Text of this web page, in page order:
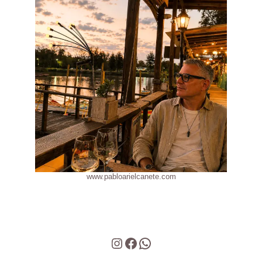
www.pabloarielcanete.com
Instagram
Facebook
WhatsApp